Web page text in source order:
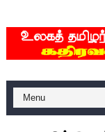
குண்டை
யாழில்
ஏர்போர்ட்டில்
சீனா